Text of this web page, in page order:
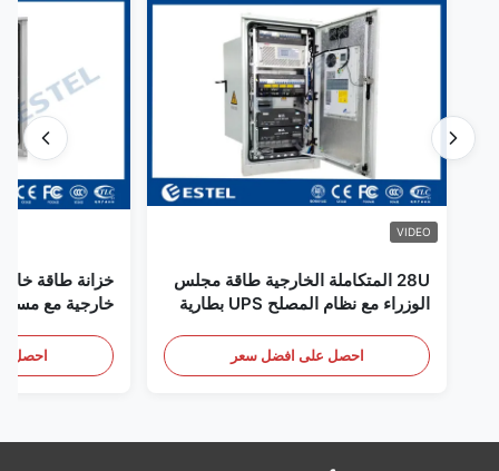
VIDEO
28U المتكاملة الخارجية طاقة مجلس
الوزراء مع نظام المصلح UPS بطارية
احصل على افضل سعر
خزانة طاقة
خارجية مع
احصل